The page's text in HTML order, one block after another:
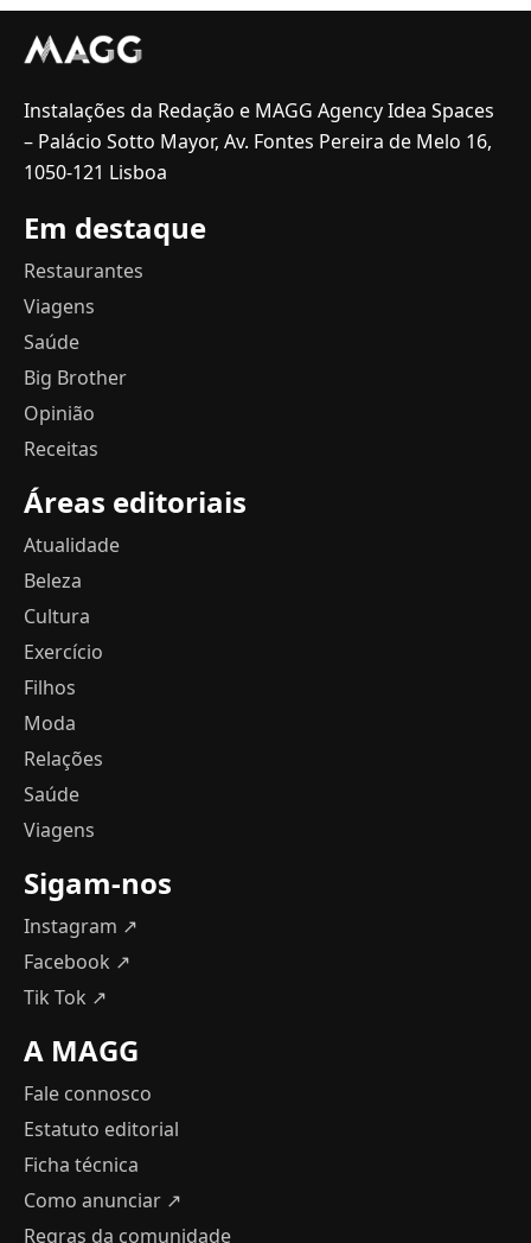
Instalações da Redação e MAGG Agency Idea Spaces
– Palácio Sotto Mayor, Av. Fontes Pereira de Melo 16,
1050-121 Lisboa
Em destaque
Restaurantes
Viagens
Saúde
Big Brother
Opinião
Receitas
Áreas editoriais
Atualidade
Beleza
Cultura
Exercício
Filhos
Moda
Relações
Saúde
Viagens
Sigam-nos
Instagram ↗
Facebook ↗
Tik Tok ↗
A MAGG
Fale connosco
Estatuto editorial
Ficha técnica
Como anunciar ↗
Regras da comunidade